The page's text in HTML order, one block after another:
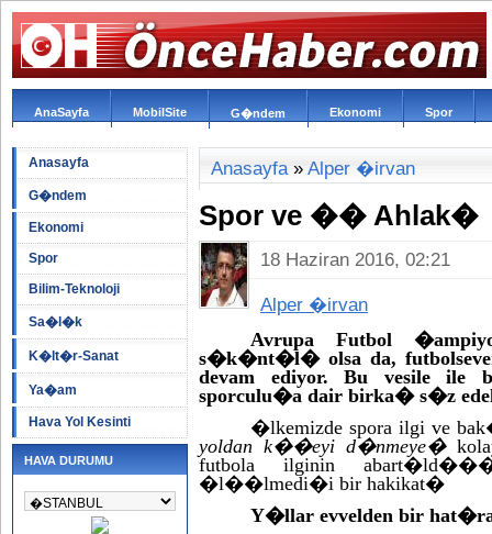
AnaSayfa MobilSite G�ndem Ekonomi Spor
Anasayfa
G�ndem
Ekonomi
Spor
Bilim-Teknoloji
Sa�l�k
K�lt�r-Sanat
Ya�am
Hava Yol Kesinti
HAVA DURUMU
Anasayfa» Alper �irvan
Spor ve �� Ahlak�
18 Haziran 2016, 02:21
Alper �irvan
Avrupa Futbol
s�k�nt�l� olsa da,
devam ediyor. Bu vesile ile
sporculu�a dair birka� s�z
�lkemizde spora ilgi ve
yoldan k��eyi d�nmeye�
futbola ilginin
�l��lmedi�i bir hakikat�
Y�llar evvelden bir